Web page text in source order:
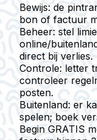
Bewijs: de
bon of factuur
Beheer: stel
online/
direct bij verlies.
Controle: letter
controleer
posten.
Buitenland: er
spelen; boek
Begin GRATIS